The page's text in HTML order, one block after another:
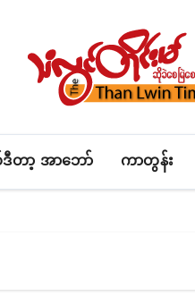
တာ့ အာဘော် ကာတွန်း